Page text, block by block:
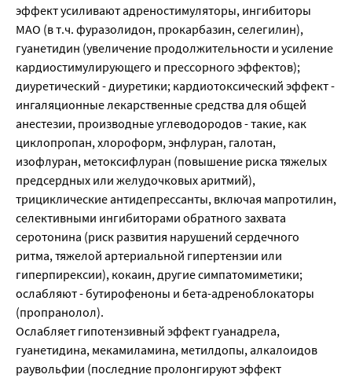
эффект усиливают адреностимуляторы, ингибиторы
МАО (в т.ч. фуразолидон, прокарбазин, селегилин),
гуанетидин (увеличение продолжительности и усиление
кардиостимулирующего и прессорного эффектов);
диуретический - диуретики; кардиотоксический эффект -
ингаляционные лекарственные средства для общей
анестезии, производные углеводородов - такие, как
циклопропан, хлороформ, энфлуран, галотан,
изофлуран, метоксифлуран (повышение риска тяжелых
предсердных или желудочковых аритмий),
трициклические антидепрессанты, включая мапротилин,
селективными ингибиторами обратного захвата
серотонина (риск развития нарушений сердечного
ритма, тяжелой артериальной гипертензии или
гиперпирексии), кокаин, другие симпатомиметики;
ослабляют - бутирофеноны и бета-адреноблокаторы
(пропранолол).
Ослабляет гипотензивный эффект гуанадрела,
гуанетидина, мекамиламина, метилдопы, алкалоидов
раувольфии (последние пролонгируют эффект